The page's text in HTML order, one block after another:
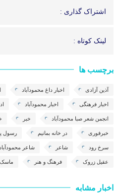
اشتراک گذاری :
لینک کوتاه :
برچسب ها
آذین آزادی اخبار داغ محمودآباد
اخبار فرهنگی اخبار محمودآباد
انجمن شعر صبا محمودآباد خبر
خبرفوری در خانه بمانیم رسول
سرخ رود شاعر شاعر
عقیل زروک فرهنگ و هنر ماسک
اخبار مشابه